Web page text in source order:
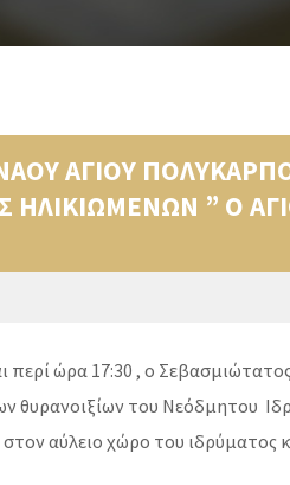
ΑΓΙΟΥ
ΗΛΙΚΙΩΜΕΝΩΝ ” Ο
ώρα 17:30 , ο
θυρανοιξίων του Νεόδμητου
αύλειο χώρο του ιδρύματος